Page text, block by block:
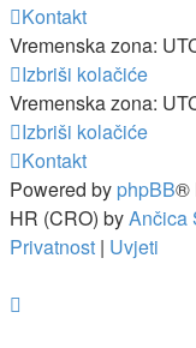
Kontakt
Vremenska zona:
Izbriši kolačiće
Vremenska zona:
Izbriši kolačiće
Kontakt
Powered by phpBB®
HR (CRO) byAnčica
Privatnost | Uvjeti